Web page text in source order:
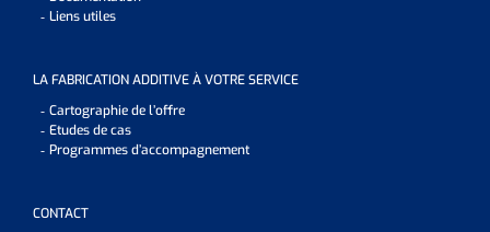
Liens utiles
LA FABRICATION ADDITIVE À VOTRE SERVICE
Cartographie de l’offre
Etudes de cas
Programmes d’accompagnement
CONTACT